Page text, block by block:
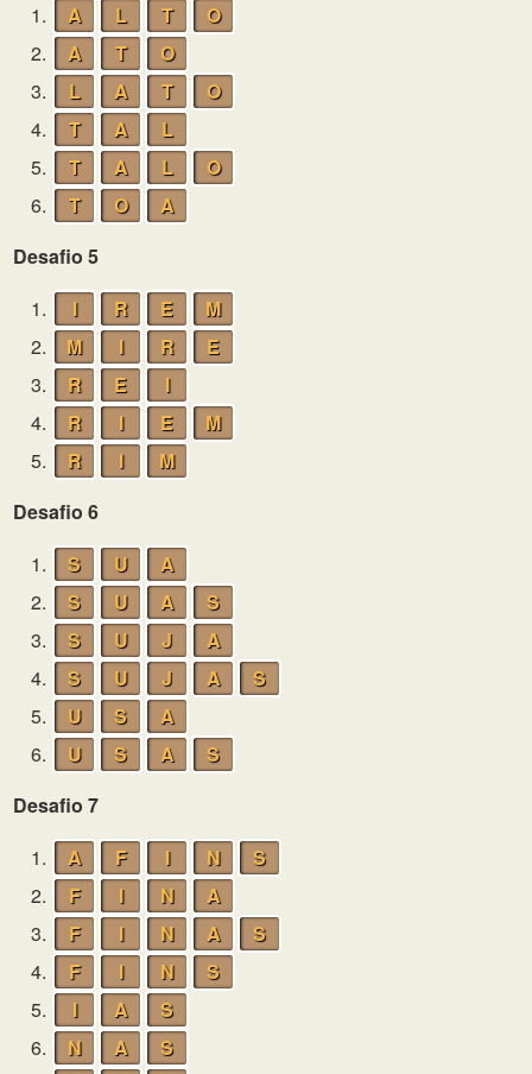
1.
A L T
O
2.
A T
O
3.
L A T
O
4.
T A
L
5.
T A L
O
6.
T O
A
Desafio 5
1.
I R E
M
2.
M I R
E
3.
R E
I
4.
R I E
M
5.
R I
M
Desafio 6
1.
S U
A
2.
S U A
S
3.
S U J
A
4.
S U J A
S
5.
U S
A
6.
U S A
S
Desafio 7
1.
A F I N
S
2.
F I N
A
3.
F I N A
S
4.
F I N
S
5.
I A
S
6.
N A
S